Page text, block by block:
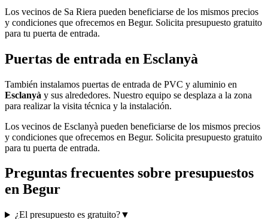
Los vecinos de Sa Riera pueden beneficiarse de los mismos precios
y condiciones que ofrecemos en Begur. Solicita presupuesto gratuito
para tu puerta de entrada.
Puertas de entrada en Esclanyà
También instalamos puertas de entrada de PVC y aluminio en
Esclanyà y sus alrededores. Nuestro equipo se desplaza a la zona
para realizar la visita técnica y la instalación.
Los vecinos de Esclanyà pueden beneficiarse de los mismos precios
y condiciones que ofrecemos en Begur. Solicita presupuesto gratuito
para tu puerta de entrada.
Preguntas frecuentes sobre presupuestos
en Begur
¿El presupuesto es gratuito?▼